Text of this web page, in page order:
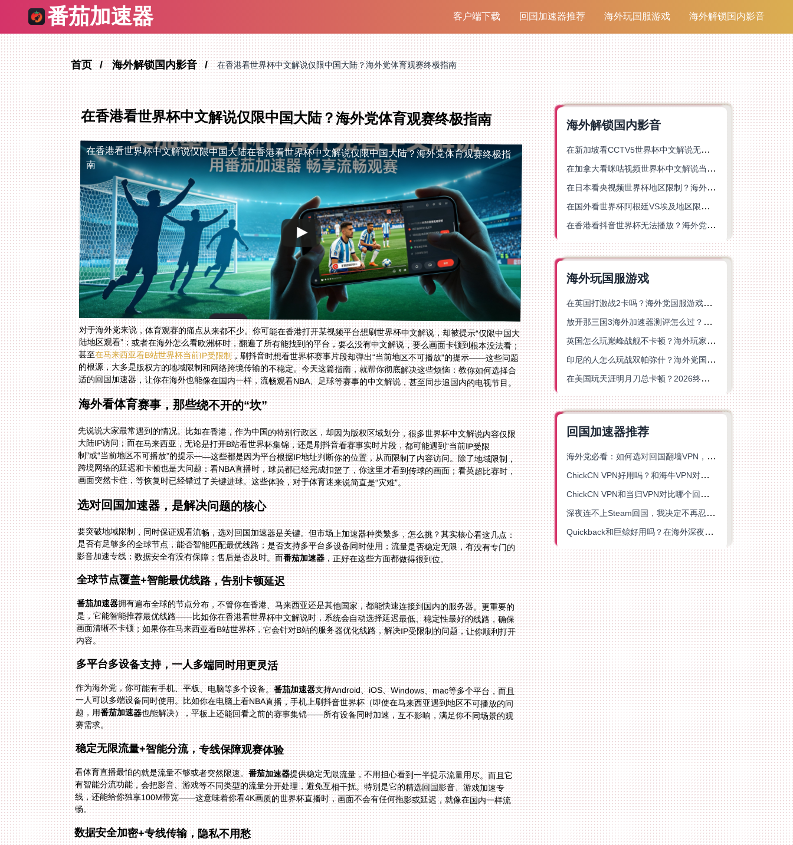
番茄加速器 客户端下载 回国加速器推荐 海外玩国服游戏 海外解锁国内影音
首页 海外解锁国内影音 在香港看世界杯中文解说仅限中国大陆？海外党体育观赛终极指南
在香港看世界杯中文解说仅限中国大陆？海外党体育观赛终极指南
在香港看世界杯中文解说仅限中国大陆在香港看世界杯中文解说仅限中国大陆？海外党体育观赛终极指
南
对于海外党来说，体育观赛的痛点从来都不少。你可能在香港打开某视频平台想刷世界杯中文解说，却被提示“仅限中国大
陆地区观看”；或者在海外怎么看欧洲杯时，翻遍了所有能找到的平台，要么没有中文解说，要么画面卡顿到根本没法看；
甚至在马来西亚看B站世界杯当前IP受限制，刷抖音时想看世界杯赛事片段却弹出“当前地区不可播放”的提示——这些问题
的根源，大多是版权方的地域限制和网络跨境传输的不稳定。今天这篇指南，就帮你彻底解决这些烦恼：教你如何选择合
适的回国加速器，让你在海外也能像在国内一样，流畅观看NBA、足球等赛事的中文解说，甚至同步追国内的电视节目。
海外看体育赛事，那些绕不开的“坎”
先说说大家最常遇到的情况。比如在香港，作为中国的特别行政区，却因为版权区域划分，很多世界杯中文解说内容仅限
大陆IP访问；而在马来西亚，无论是打开B站看世界杯集锦，还是刷抖音看赛事实时片段，都可能遇到“当前IP受限
制”或“当前地区不可播放”的提示——这些都是因为平台根据IP地址判断你的位置，从而限制了内容访问。除了地域限制，
跨境网络的延迟和卡顿也是大问题：看NBA直播时，球员都已经完成扣篮了，你这里才看到传球的画面；看英超比赛时，
画面突然卡住，等恢复时已经错过了关键进球。这些体验，对于体育迷来说简直是“灾难”。
选对回国加速器，是解决问题的核心
要突破地域限制，同时保证观看流畅，选对回国加速器是关键。但市场上加速器种类繁多，怎么挑？其实核心看这几点：
是否有足够多的全球节点，能否智能匹配最优线路；是否支持多平台多设备同时使用；流量是否稳定无限，有没有专门的
影音加速专线；数据安全有没有保障；售后是否及时。而番茄加速器，正好在这些方面都做得很到位。
全球节点覆盖+智能最优线路，告别卡顿延迟
番茄加速器拥有遍布全球的节点分布，不管你在香港、马来西亚还是其他国家，都能快速连接到国内的服务器。更重要的
是，它能智能推荐最优线路——比如你在香港看世界杯中文解说时，系统会自动选择延迟最低、稳定性最好的线路，确保
画面清晰不卡顿；如果你在马来西亚看B站世界杯，它会针对B站的服务器优化线路，解决IP受限制的问题，让你顺利打开
内容。
多平台多设备支持，一人多端同时用更灵活
作为海外党，你可能有手机、平板、电脑等多个设备。番茄加速器支持Android、iOS、Windows、mac等多个平台，而且
一人可以多端设备同时使用。比如你在电脑上看NBA直播，手机上刷抖音世界杯（即使在马来西亚遇到地区不可播放的问
题，用番茄加速器也能解决），平板上还能回看之前的赛事集锦——所有设备同时加速，互不影响，满足你不同场景的观
赛需求。
稳定无限流量+智能分流，专线保障观赛体验
看体育直播最怕的就是流量不够或者突然限速。番茄加速器提供稳定无限流量，不用担心看到一半提示流量用尽。而且它
有智能分流功能，会把影音、游戏等不同类型的流量分开处理，避免互相干扰。特别是它的精选回国影音、游戏加速专
线，还能给你独享100M带宽——这意味着你看4K画质的世界杯直播时，画面不会有任何拖影或延迟，就像在国内一样流
畅。
数据安全加密+专线传输，隐私不用愁
海外解锁国内影音
在新加坡看CCTV5世界杯中文解说无法播放？这篇指南帮你解锁海外体育直播自由
在加拿大看咪咕视频世界杯中文解说当前地区不可播放？这篇指南帮你一键解决
在日本看央视频世界杯地区限制？海外党体育赛事观看终极指南
在国外看世界杯阿根廷VS埃及地区限制？这篇指南帮你搞定中文直播+解说
在香港看抖音世界杯无法播放？海外党体育赛事中文直播终极指南
海外玩国服游戏
在英国打激战2卡吗？海外党国服游戏不卡顿的终极解决方案
放开那三国3海外加速器测评怎么过？海外党亲测有效的国服游戏加速指南
英国怎么玩巅峰战舰不卡顿？海外玩家国服游戏加速器终极指南
印尼的人怎么玩战双帕弥什？海外党国服游戏加速避坑指南
在美国玩天涯明月刀总卡顿？2026终极指南：选对加速器让你丝滑连招
回国加速器推荐
海外党必看：如何选对回国翻墙VPN，无缝解锁国内资源？
ChickCN VPN好用吗？和海牛VPN对比哪个回国效果更好？
ChickCN VPN和当归VPN对比哪个回国效果更好？海外党亲测后选了它
深夜连不上Steam回国，我决定不再忍受这数字鸿沟
Quickback和巨鲸好用吗？在海外深夜想刷B站、追爱奇艺的你，或许正需要这份答案